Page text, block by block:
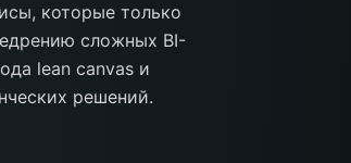
которые только
сложных BI-
lean canvas и
решений.